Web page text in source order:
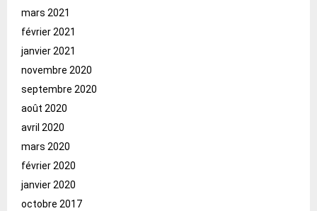
mars 2021
février 2021
janvier 2021
novembre 2020
septembre 2020
août 2020
avril 2020
mars 2020
février 2020
janvier 2020
octobre 2017